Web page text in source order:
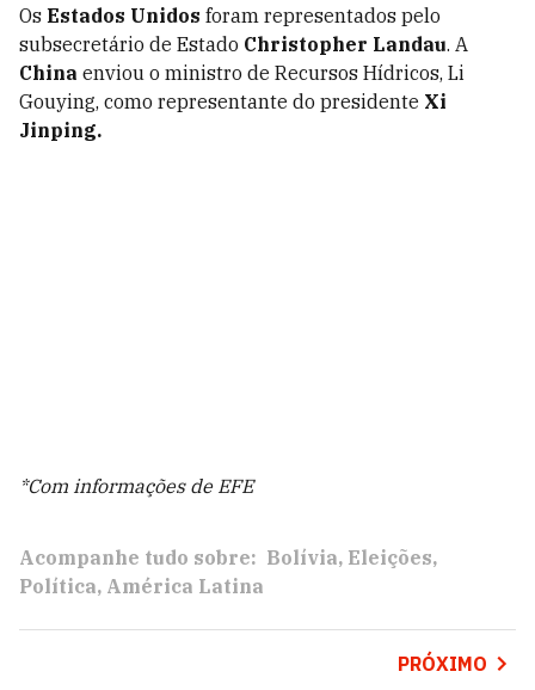
Os Estados Unidos foram representados pelo
subsecretário de Estado Christopher Landau. A
China enviou o ministro de Recursos Hídricos, Li
Gouying, como representante do presidente Xi
Jinping.
*Com informações de EFE
Acompanhe tudo sobre: Bolívia Eleições
Política América Latina
PRÓXIMO